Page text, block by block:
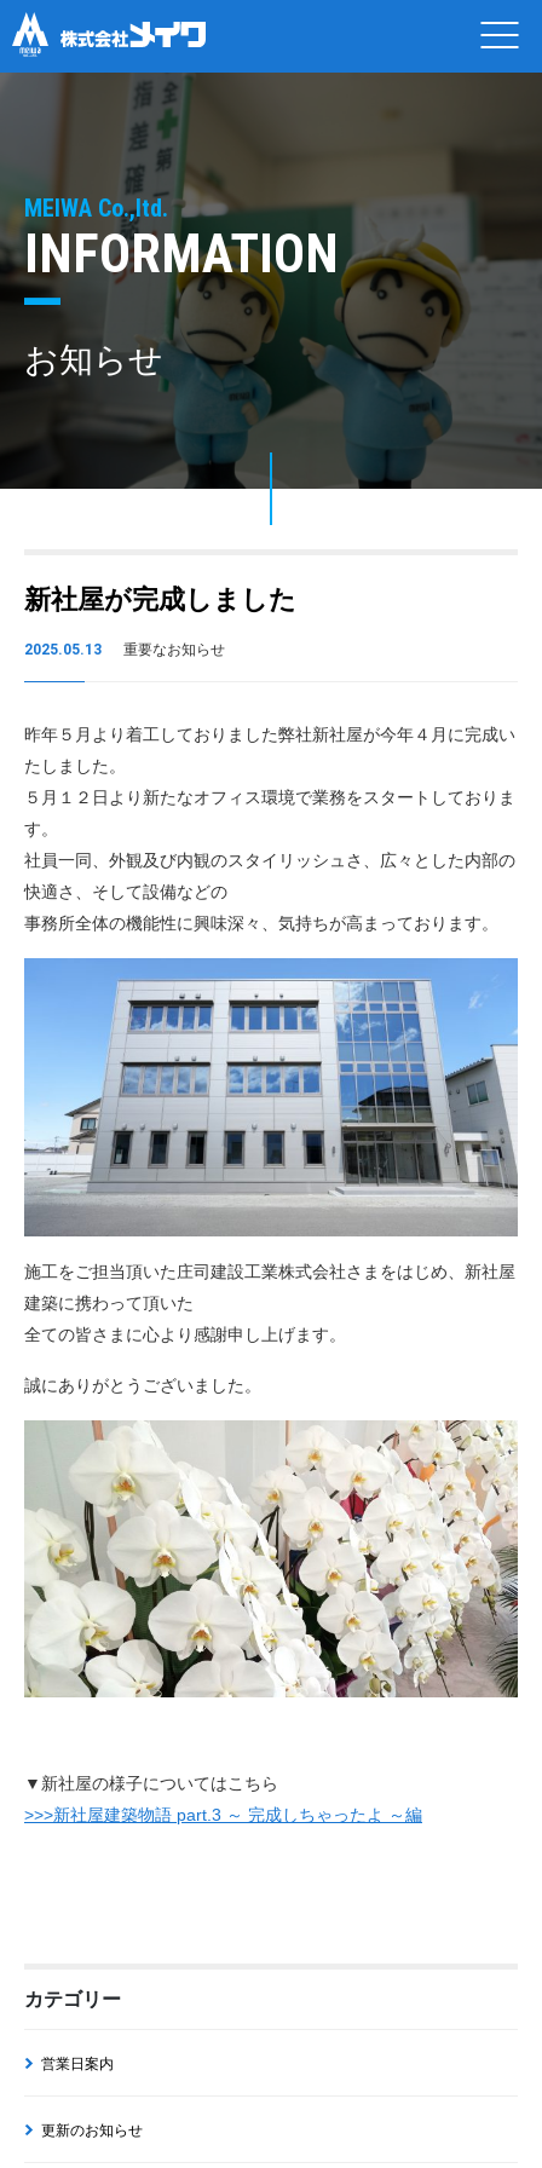
MEIWA Co.,ltd.
INFORMATION
お知らせ
新社屋が完成しました
2025.05.13 重要なお知らせ
昨年５月より着工しておりました弊社新社屋が今年４月に完成い
たしました。
５月１２日より新たなオフィス環境で業務をスタートしておりま
す。
社員一同、外観及び内観のスタイリッシュさ、広々とした内部の
快適さ、そして設備などの
事務所全体の機能性に興味深々、気持ちが高まっております。
施工をご担当頂いた庄司建設工業株式会社さまをはじめ、新社屋
建築に携わって頂いた
全ての皆さまに心より感謝申し上げます。
誠にありがとうございました。
▼新社屋の様子についてはこちら
>>>新社屋建築物語 part.3 ～ 完成しちゃったよ ～編
カテゴリー
営業日案内
更新のお知らせ